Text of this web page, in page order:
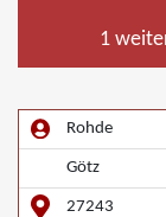
1
Rohde
Götz
27243